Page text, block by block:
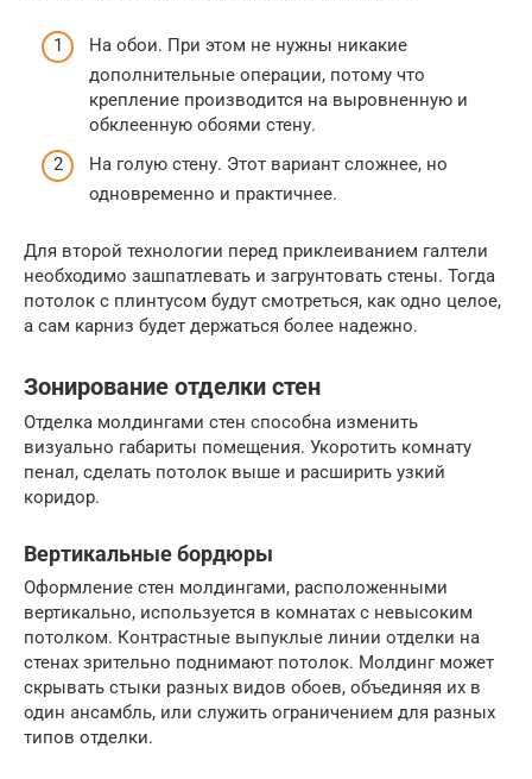
На обои. При этом не нужны никакие
дополнительные операции, потому что
крепление производится на выровненную и
обклеенную обоями стену.
На голую стену. Этот вариант сложнее, но
одновременно и практичнее.
Для второй технологии перед приклеиванием галтели
необходимо зашпатлевать и загрунтовать стены. Тогда
потолок с плинтусом будут смотреться, как одно целое,
а сам карниз будет держаться более надежно.
Зонирование отделки стен
Отделка молдингами стен способна изменить
визуально габариты помещения. Укоротить комнату
пенал, сделать потолок выше и расширить узкий
коридор.
Вертикальные бордюры
Оформление стен молдингами, расположенными
вертикально, используется в комнатах с невысоким
потолком. Контрастные выпуклые линии отделки на
стенах зрительно поднимают потолок. Молдинг может
скрывать стыки разных видов обоев, объединяя их в
один ансамбль, или служить ограничением для разных
типов отделки.